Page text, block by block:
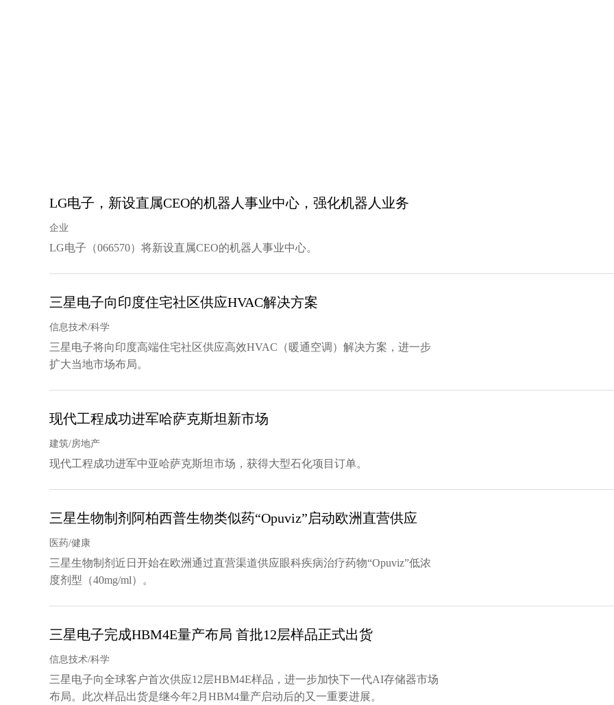
LG电子，新设直属CEO的机器人事业中心，强化机器人业务
企业
LG电子（066570）将新设直属CEO的机器人事业中心。
三星电子向印度住宅社区供应HVAC解决方案
信息技术/科学
三星电子将向印度高端住宅社区供应高效HVAC（暖通空调）解决方案，进一步
扩大当地市场布局。
现代工程成功进军哈萨克斯坦新市场
建筑/房地产
现代工程成功进军中亚哈萨克斯坦市场，获得大型石化项目订单。
三星生物制剂阿柏西普生物类似药“Opuviz”启动欧洲直营供应
医药/健康
三星生物制剂近日开始在欧洲通过直营渠道供应眼科疾病治疗药物“Opuviz”低浓
度剂型（40mg/ml）。
三星电子完成HBM4E量产布局 首批12层样品正式出货
信息技术/科学
三星电子向全球客户首次供应12层HBM4E样品，进一步加快下一代AI存储器市场
布局。此次样品出货是继今年2月HBM4量产启动后的又一重要进展。